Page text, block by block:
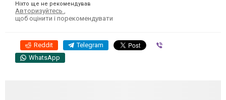
Ніхто ще не рекомендував
Авторизуйтесь ,
щоб оцінити і порекомендувати
Reddit Telegram
WhatsApp